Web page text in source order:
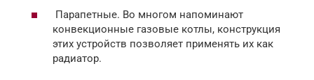
Парапетные. Во многом напоминают
конвекционные газовые котлы, конструкция
этих устройств позволяет применять их как
радиатор.